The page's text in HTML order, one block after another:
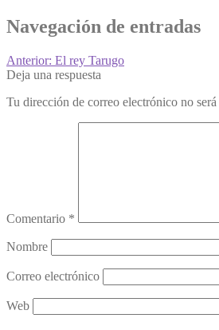
Navegación de entradas
Anterior: El rey Tarugo
Deja una respuesta
Tu dirección de correo electrónico no
Comentario *
Nombre
Correo electrónico
Web